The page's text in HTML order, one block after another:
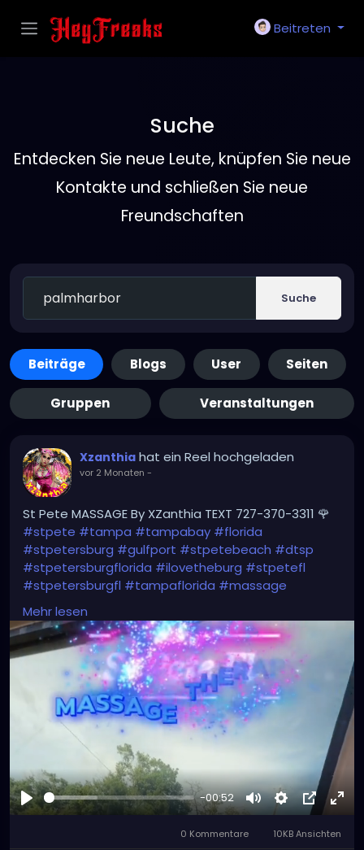
Beitreten
Suche
Entdecken Sie neue Leute, knüpfen Sie neue
Kontakte und schließen Sie neue
Freundschaften
Suche
Beiträge Blogs User Seiten
Gruppen Veranstaltungen
Xzanthia hat ein Reel hochgeladen
vor 2 Monaten -
St Pete MASSAGE By XZanthia TEXT 727-370-3311 🌹
#stpete #tampa #tampabay #florida
#stpetersburg #gulfport #stpetebeach #dtsp
#stpetersburgflorida #ilovetheburg #stpetefl
#stpetersburgfl #tampaflorida #massage
#massagetherapy
#clearwaterbeach#sarasota#tampafl
#downtownstpete#southtampa #neuromuscular
#largo#igersstpete#Pinellascounty#ilovestpete
#massageTherapist#instaburg #brandon
#palmharbor #Clearwater
Mehr lesen
Abspielen
-00:52
StummSettings
Bild-
in-
0 Kommentare 10KB Ansichten